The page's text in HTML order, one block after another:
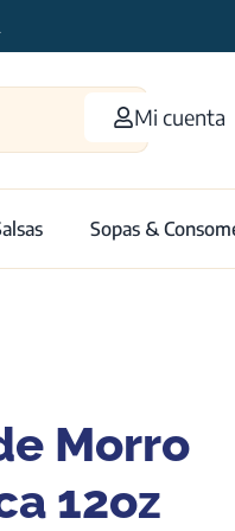
Mi cuenta
Sopas &
Morro
12oz